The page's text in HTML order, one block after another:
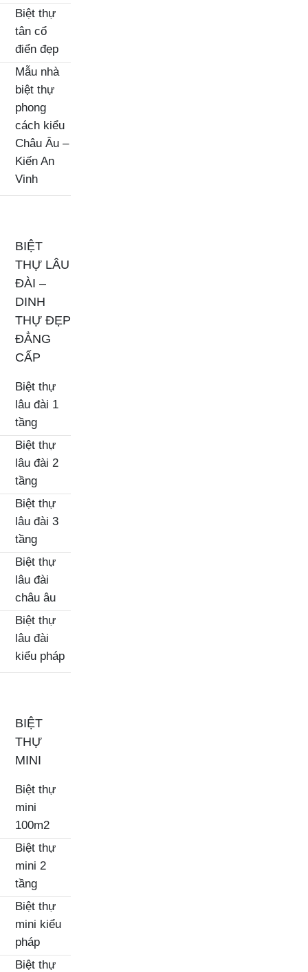
Biệt thự
tân cổ
điển đẹp
Mẫu nhà
biệt thự
phong
cách kiểu
Châu Âu –
Kiến An
Vinh
BIỆT
THỰ LÂU
ĐÀI –
DINH
THỰ ĐẸP
ĐẲNG
CẤP
Biệt thự
lâu đài 1
tầng
Biệt thự
lâu đài 2
tầng
Biệt thự
lâu đài 3
tầng
Biệt thự
lâu đài
châu âu
Biệt thự
lâu đài
kiểu pháp
BIỆT
THỰ
MINI
Biệt thự
mini
100m2
Biệt thự
mini 2
tầng
Biệt thự
mini kiểu
pháp
Biệt thự